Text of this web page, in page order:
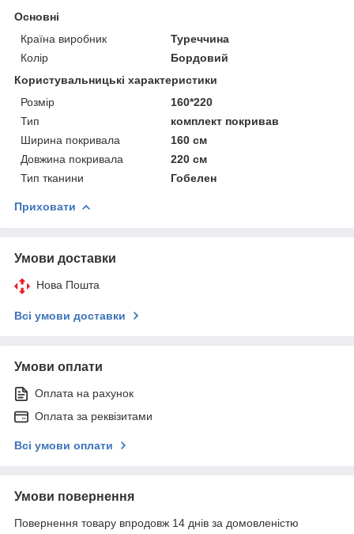
Основні
Країна виробник
Туреччина
Колір
Бордовий
Користувальницькі характеристики
Розмір
160*220
Тип
комплект покривав
Ширина покривала
160 см
Довжина покривала
220 см
Тип тканини
Гобелен
Приховати
Умови доставки
Нова Пошта
Всі умови доставки
Умови оплати
Оплата на рахунок
Оплата за реквізитами
Всі умови оплати
Умови повернення
Повернення товару впродовж 14 днів за домовленістю